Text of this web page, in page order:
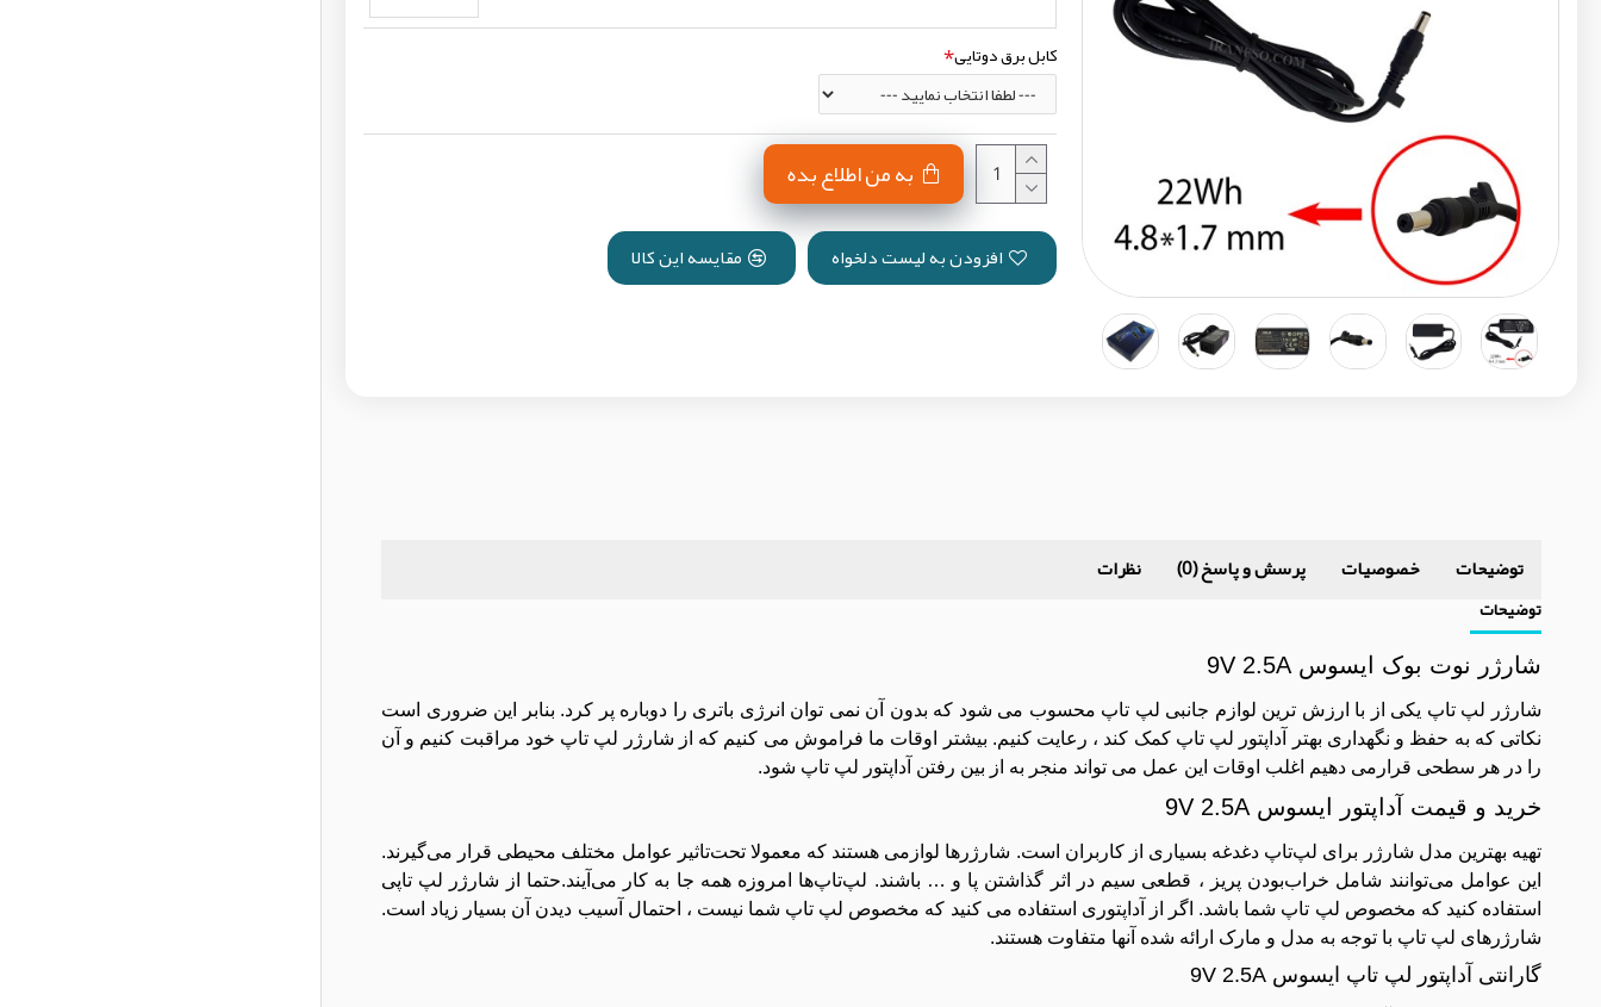
کابل برق دوتایی
به من اطلاع بده
افزودن به لیست دلخواه مقایسه این کالا
توضیحات خصوصیات پرسش و پاسخ (0) نظرات
توضیحات
شارژر نوت بوک ایسوس 9V 2.5A
شارژر لپ تاپ یکی از با ارزش ترین لوازم جانبی لپ تاپ محسوب می شود که بدون آن نمی توان انرژی باتری را دوباره پر کرد. بنابر این ضروری است
نکاتی که به حفظ و نگهداری بهتر آداپتور لپ تاپ کمک کند ، رعایت کنیم. بیشتر اوقات ما فراموش می کنیم که از شارژر لپ تاپ خود مراقبت کنیم و آن
را در هر سطحی قرارمی دهیم اغلب اوقات این عمل می تواند منجر به از بین رفتن آداپتور لپ تاپ شود.
خرید و قیمت آداپتور ایسوس 9V 2.5A
تهیه بهترین مدل شارژر برای لپ‌تاپ دغدغه بسیاری از کاربران است. شارژرها لوازمی هستند که معمولا تحت‌تاثیر عوامل مختلف محیطی قرار می‌گیرند.
این عوامل می‌توانند شامل خراب‌بودن پریز ، قطعی سیم در اثر گذاشتن پا و … باشند. لپ‌تاپ‌ها امروزه همه جا به کار می‌آیند.حتما از شارژر لپ تاپی
استفاده کنید که مخصوص لپ تاپ شما باشد. اگر از آداپتوری استفاده می کنید که مخصوص لپ تاپ شما نیست ، احتمال آسیب دیدن آن بسیار زیاد است.
شارژرهای لپ تاپ با توجه به مدل و مارک ارائه شده آنها متفاوت هستند.
گارانتی آداپتور لپ تاپ ایسوس 9V 2.5A